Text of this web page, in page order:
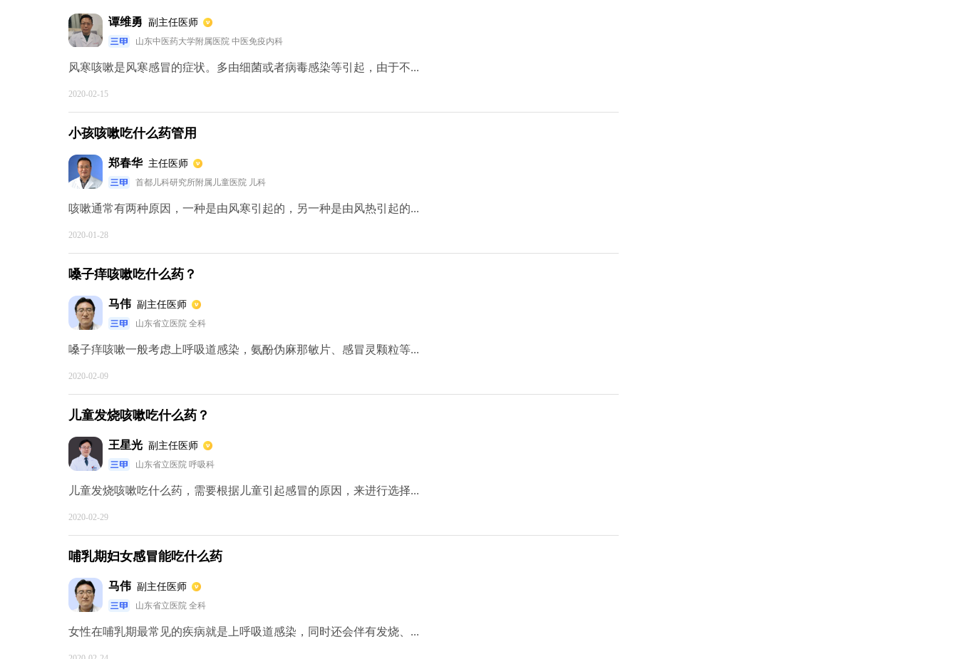
谭维勇 副主任医师
山东中医药大学附属医院 中医免疫内科
风寒咳嗽是风寒感冒的症状。多由细菌或者病毒感染等引起，由于不...
2020-02-15
小孩咳嗽吃什么药管用
郑春华 主任医师
首都儿科研究所附属儿童医院 儿科
咳嗽通常有两种原因，一种是由风寒引起的，另一种是由风热引起的...
2020-01-28
嗓子痒咳嗽吃什么药？
马伟 副主任医师
山东省立医院 全科
嗓子痒咳嗽一般考虑上呼吸道感染，氨酚伪麻那敏片、感冒灵颗粒等...
2020-02-09
儿童发烧咳嗽吃什么药？
王星光 副主任医师
山东省立医院 呼吸科
儿童发烧咳嗽吃什么药，需要根据儿童引起感冒的原因，来进行选择...
2020-02-29
哺乳期妇女感冒能吃什么药
马伟 副主任医师
山东省立医院 全科
女性在哺乳期最常见的疾病就是上呼吸道感染，同时还会伴有发烧、...